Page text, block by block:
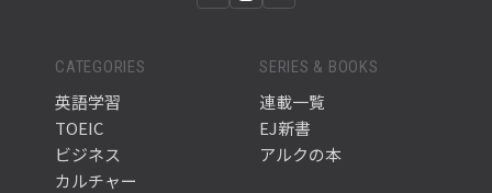
CATEGORIES
英語学習
TOEIC
ビジネス
カルチャー
SERIES & BOOKS
連載一覧
EJ新書
アルクの本